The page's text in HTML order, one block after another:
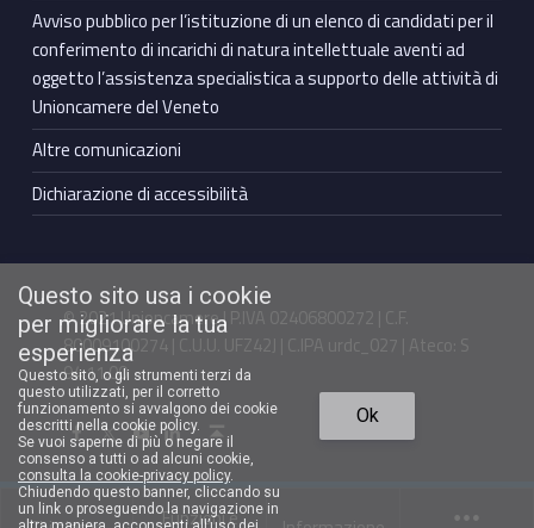
Funzioni e
Avviso pubblico per l’istituzione di un elenco di candidati per il
conferimento di incarichi di natura intellettuale aventi ad
oggetto l’assistenza specialistica a supporto delle attività di
Unioncamere del Veneto
Altre comunicazioni
Dichiarazione di accessibilità
© 2021 Unioncamere | P.IVA 02406800272 | C.F.
80009100274 | C.U.U. UFZ42J | C.IPA urdc_027 | Ateco: S
94.11.00
Facebook Unioncamere VenetoTwitter Unioncamere VenetoYoutube Unioncamere VenetoLinkedin Unioncamere Veneto Torna in cima ↑
Questo sito usa i cookie
per migliorare la tua
esperienza
Questo sito, o gli strumenti terzi da
questo utilizzati, per il corretto
funzionamento si avvalgono dei cookie
descritti nella cookie policy.
Se vuoi saperne di più o negare il
consenso a tutti o ad alcuni cookie,
consulta la cookie-privacy policy.
Chiudendo questo banner, cliccando su
un link o proseguendo la navigazione in
Ok